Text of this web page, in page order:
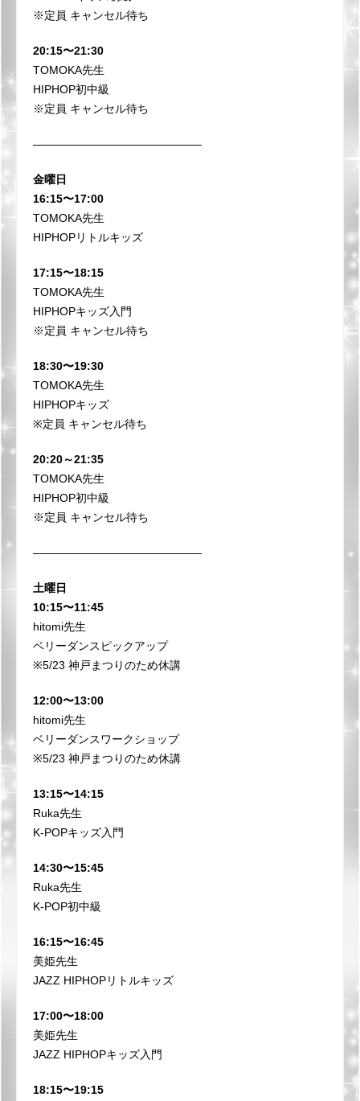
※定員 キャンセル待ち
20:15〜21:30
TOMOKA先生
HIPHOP初中級
※定員 キャンセル待ち
⁡———————————————
金曜日
16:15〜17:00
TOMOKA先生
HIPHOPリトルキッズ
17:15〜18:15
TOMOKA先生
HIPHOPキッズ入門
※定員 キャンセル待ち
18:30〜19:30
TOMOKA先生
HIPHOPキッズ
※定員 キャンセル待ち
20:20～21:35
TOMOKA先生
HIPHOP初中級
※定員 キャンセル待ち
⁡———————————————
土曜日
10:15〜11:45
hitomi先生
ベリーダンスピックアップ
※5/23 神戸まつりのため休講
12:00〜13:00
hitomi先生
ベリーダンスワークショップ
※5/23 神戸まつりのため休講
13:15〜14:15
Ruka先生
K-POPキッズ入門
14:30〜15:45
Ruka先生
K-POP初中級
16:15〜16:45
美姫先生
JAZZ HIPHOPリトルキッズ
17:00〜18:00
美姫先生
JAZZ HIPHOPキッズ入門
18:15〜19:15